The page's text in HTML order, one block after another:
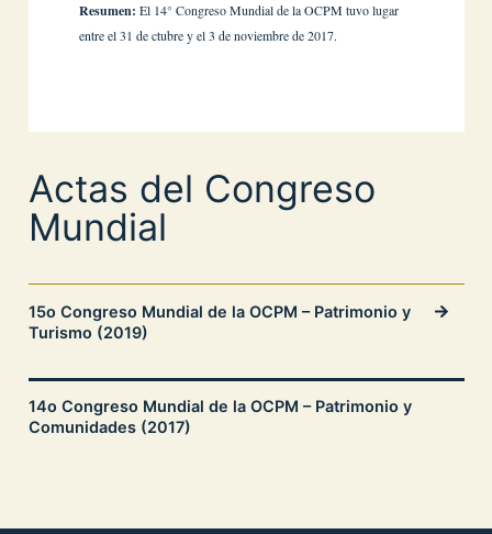
Resumen: El 14° Congreso Mundial de la OCPM tuvo lugar
entre el 31 de ctubre y el 3 de noviembre de 2017.
Actas del Congreso
Mundial
15o Congreso Mundial de la OCPM – Patrimonio y
Turismo (2019)
14o Congreso Mundial de la OCPM – Patrimonio y
Comunidades (2017)